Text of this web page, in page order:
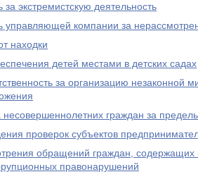
за экстремистскую деятельность
управляющей компании за
находки
детей местами в детских садах
за организацию незаконной
несовершеннолетних граждан за
проверок субъектов
обращений граждан,
правонарушений